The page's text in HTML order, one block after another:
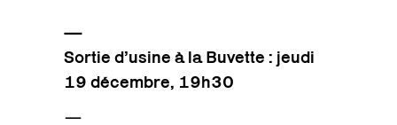
—
Sortie d’usine à la Buvette : jeudi
19 décembre, 19h30
—